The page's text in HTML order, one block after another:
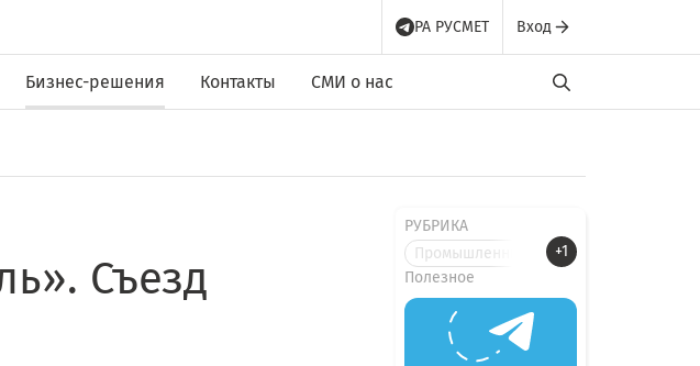
РА РУСМЕТ Вход
Бизнес-решения Контакты СМИ о нас
Съезд
РУБРИКА
Промышленные новости
+1
Полезное